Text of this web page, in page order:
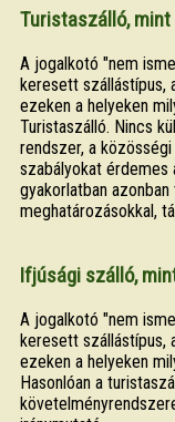
Turistaszálló,
A jogalkotó "nem
keresett szállástípus,
ezeken a helyeken
Turistaszálló. Nincs
rendszer, a
szabályokat érdemes
gyakorlatban
meghatározásokkal,
Ifjúsági szálló,
A jogalkotó "nem
keresett szállástípus,
ezeken a helyeken
Hasonlóan a